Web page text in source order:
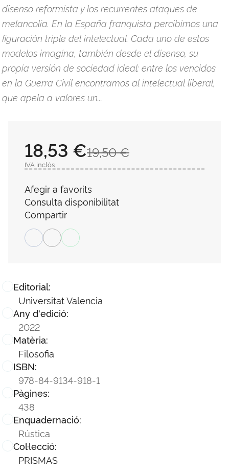
disenso reformista y los recurrentes ataques de
melancolía. En la España franquista percibimos una
figuración triple del intelectual. Cada uno de estos
modelos imagina, también desde el disenso, su
propia versión de sociedad ideal: entre los vencidos
en la Guerra Civil encontramos al intelectual liberal,
que apela a valores un...
Editorial:
Universitat Valencia
Any d'edició:
2022
Matèria:
Filosofia
ISBN:
978-84-9134-918-1
Pàgines:
438
Enquadernació:
Rústica
Col·lecció:
PRISMAS
19,50 €
18,53 €
IVA inclós
Afegir a favorits
Consulta disponibilitat
Compartir